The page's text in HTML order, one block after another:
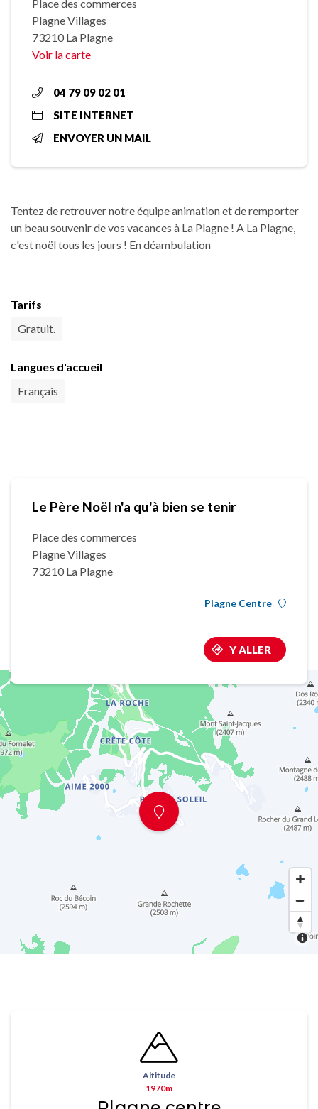
Place des commerces
Plagne Villages
73210 La Plagne
Voir la carte
04 79 09 02 01
SITE INTERNET
ENVOYER UN MAIL
Tentez de retrouver notre équipe animation et de remporter
un beau souvenir de vos vacances à La Plagne ! A La Plagne,
c'est noël tous les jours ! En déambulation
Tarifs
Gratuit.
Langues d'accueil
Français
Le Père Noël n'a qu'à bien se tenir
Place des commerces
Plagne Villages
73210 La Plagne
Plagne Centre
Y ALLER
Altitude
1970m